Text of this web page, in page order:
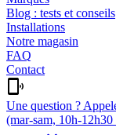
Blog : tests et conseils
Installations
Notre magasin
FAQ
Contact
Une question ?
(mar-sam, 10h-